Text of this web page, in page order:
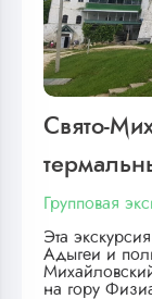
Свято-
Групповая
Эта
Адыгеи и
на гору